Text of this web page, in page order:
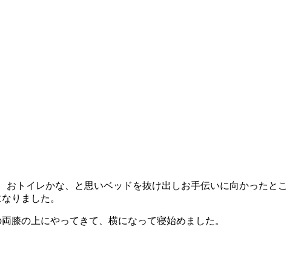
トイレかな、と思いベッドを抜け出しお手伝いに向かったとこ
りました。
膝の上にやってきて、横になって寝始めました。